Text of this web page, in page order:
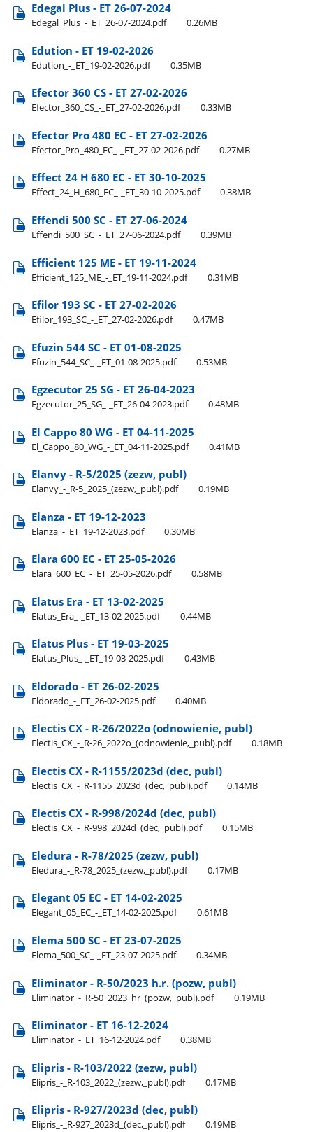
Edegal Plus - ET 26-07-2024
Edegal​_Plus​_-​_ET​_26-07-2024.pdf 0.26MB
Edution - ET 19-02-2026
Edution​_-​_ET​_19-02-2026.pdf 0.35MB
Efector 360 CS - ET 27-02-2026
Efector​_360​_CS​_-​_ET​_27-02-2026.pdf 0.33MB
Efector Pro 480 EC - ET 27-02-2026
Efector​_Pro​_480​_EC​_-​_ET​_27-02-2026.pdf 0.27MB
Effect 24 H 680 EC - ET 30-10-2025
Effect​_24​_H​_680​_EC​_-​_ET​_30-10-2025.pdf 0.38MB
Effendi 500 SC - ET 27-06-2024
Effendi​_500​_SC​_-​_ET​_27-06-2024.pdf 0.39MB
Efficient 125 ME - ET 19-11-2024
Efficient​_125​_ME​_-​_ET​_19-11-2024.pdf 0.31MB
Efilor 193 SC - ET 27-02-2026
Efilor​_193​_SC​_-​_ET​_27-02-2026.pdf 0.47MB
Efuzin 544 SC - ET 01-08-2025
Efuzin​_544​_SC​_-​_ET​_01-08-2025.pdf 0.53MB
Egzecutor 25 SG - ET 26-04-2023
Egzecutor​_25​_SG​_-​_ET​_26-04-2023.pdf 0.48MB
El Cappo 80 WG - ET 04-11-2025
El​_Cappo​_80​_WG​_-​_ET​_04-11-2025.pdf 0.41MB
Elanvy - R-5/2025 (zezw, publ)
Elanvy​_-​_R-5​_2025​_(zezw,​_publ).pdf 0.19MB
Elanza - ET 19-12-2023
Elanza​_-​_ET​_19-12-2023.pdf 0.30MB
Elara 600 EC - ET 25-05-2026
Elara​_600​_EC​_-​_ET​_25-05-2026.pdf 0.58MB
Elatus Era - ET 13-02-2025
Elatus​_Era​_-​_ET​_13-02-2025.pdf 0.44MB
Elatus Plus - ET 19-03-2025
Elatus​_Plus​_-​_ET​_19-03-2025.pdf 0.43MB
Eldorado - ET 26-02-2025
Eldorado​_-​_ET​_26-02-2025.pdf 0.40MB
Electis CX - R-26/2022o (odnowienie, publ)
Electis​_CX​_-​_R-26​_2022o​_(odnowienie,​_publ).pdf 0.18MB
Electis CX - R-1155/2023d (dec, publ)
Electis​_CX​_-​_R-1155​_2023d​_(dec,​_publ).pdf 0.14MB
Electis CX - R-998/2024d (dec, publ)
Electis​_CX​_-​_R-998​_2024d​_(dec,​_publ).pdf 0.15MB
Eledura - R-78/2025 (zezw, publ)
Eledura​_-​_R-78​_2025​_(zezw,​_publ).pdf 0.17MB
Elegant 05 EC - ET 14-02-2025
Elegant​_05​_EC​_-​_ET​_14-02-2025.pdf 0.61MB
Elema 500 SC - ET 23-07-2025
Elema​_500​_SC​_-​_ET​_23-07-2025.pdf 0.34MB
Eliminator - R-50/2023 h.r. (pozw, publ)
Eliminator​_-​_R-50​_2023​_hr​_(pozw,​_publ).pdf 0.19MB
Eliminator - ET 16-12-2024
Eliminator​_-​_ET​_16-12-2024.pdf 0.38MB
Elipris - R-103/2022 (zezw, publ)
Elipris​_-​_R-103​_2022​_(zezw,​_publ).pdf 0.17MB
Elipris - R-927/2023d (dec, publ)
Elipris​_-​_R-927​_2023d​_(dec,​_publ).pdf 0.19MB